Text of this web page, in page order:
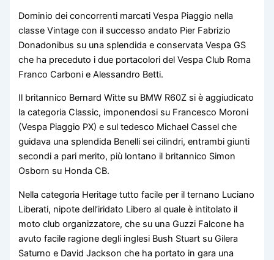
Dominio dei concorrenti marcati Vespa Piaggio nella
classe Vintage con il successo andato Pier Fabrizio
Donadonibus su una splendida e conservata Vespa GS
che ha preceduto i due portacolori del Vespa Club Roma
Franco Carboni e Alessandro Betti.
Il britannico Bernard Witte su BMW R60Z si è aggiudicato
la categoria Classic, imponendosi su Francesco Moroni
(Vespa Piaggio PX) e sul tedesco Michael Cassel che
guidava una splendida Benelli sei cilindri, entrambi giunti
secondi a pari merito, più lontano il britannico Simon
Osborn su Honda CB.
Nella categoria Heritage tutto facile per il ternano Luciano
Liberati, nipote dell’iridato Libero al quale è intitolato il
moto club organizzatore, che su una Guzzi Falcone ha
avuto facile ragione degli inglesi Bush Stuart su Gilera
Saturno e David Jackson che ha portato in gara una